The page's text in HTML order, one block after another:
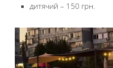
дитячий – 150 грн.